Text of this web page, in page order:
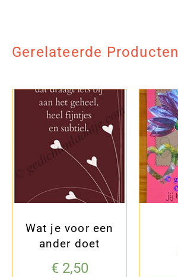
Gerelateerde Producten
Wat je voor een
ander doet
€2,50